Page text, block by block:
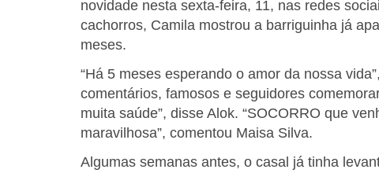
novidade nesta sexta-feira, 11, nas redes
cachorros, Camila mostrou a barriguinha já
meses.
“Há 5 meses esperando o amor da nossa
comentários, famosos e seguidores
muita saúde”, disse Alok. “SOCORRO que
maravilhosa”, comentou Maisa Silva.
Algumas semanas antes, o casal já tinha